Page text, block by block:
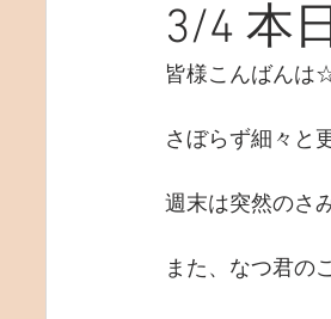
3/4 本
皆様こんばんは
さぼらず細々と
週末は突然のさ
また、なつ君の